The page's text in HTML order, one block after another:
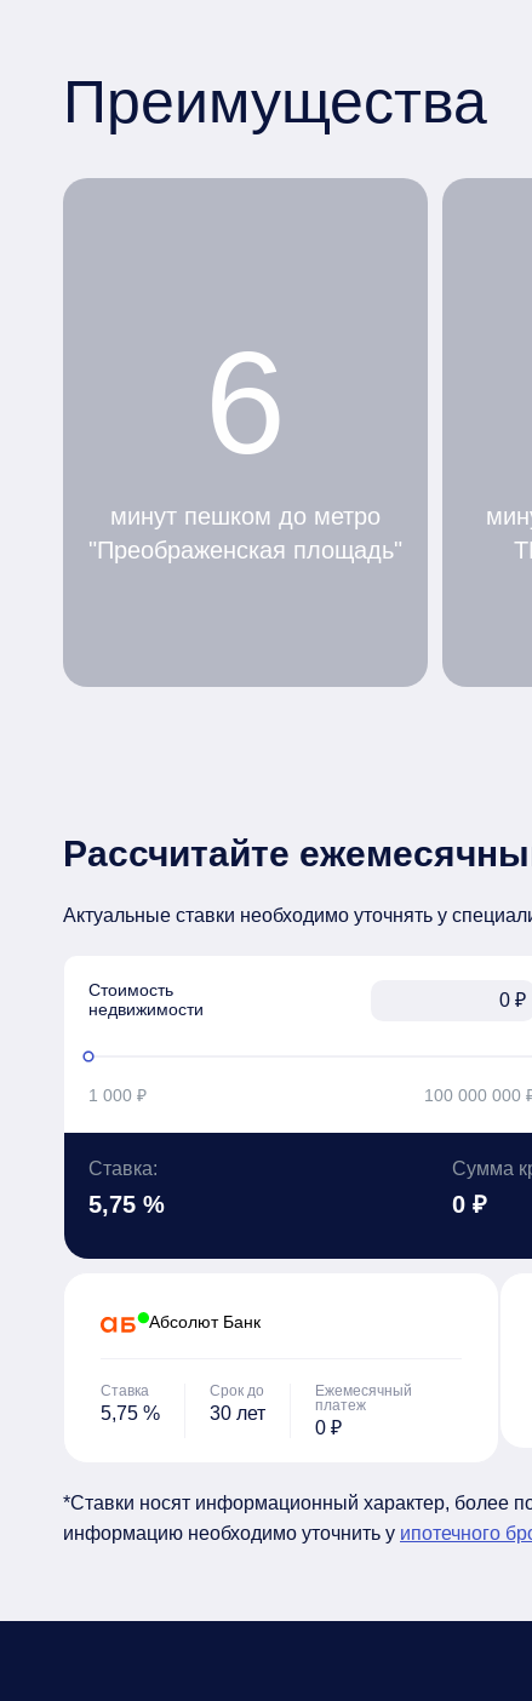
Преимущества
6
минут пешком до метро
"Преображенская площадь"
Рассчитайте
Актуальные ставки необходимо уточнять у
Стоимость
недвижимости
₽
1 000 ₽ 100 000 000
Ставка:
5,75 %
Сумма
0 ₽
Абсолют Банк
Ставка
5,75 %
Срок до
30 лет
Ежемесячный
платеж
0 ₽
*Ставки носят информационный характер, более
информацию необходимо уточнить у ипотечного